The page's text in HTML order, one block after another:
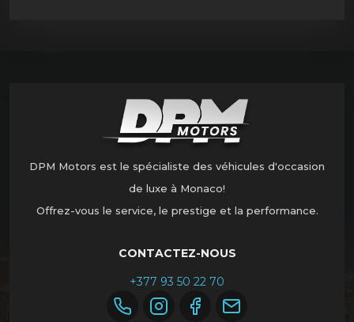
DPM Motors est le spécialiste des véhicules d'occasion
de luxe à Monaco!
Offrez-vous le service, le prestige et la performance.
CONTACTEZ-NOUS
+377 93 50 22 70